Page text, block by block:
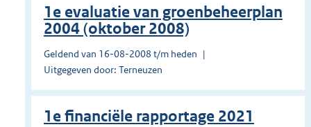
1e evaluatie van groenbeheerplan
2004 (oktober 2008)
Geldend van 16-08-2008 t/m heden
Uitgegeven door: Terneuzen
1e financiële rapportage 2021